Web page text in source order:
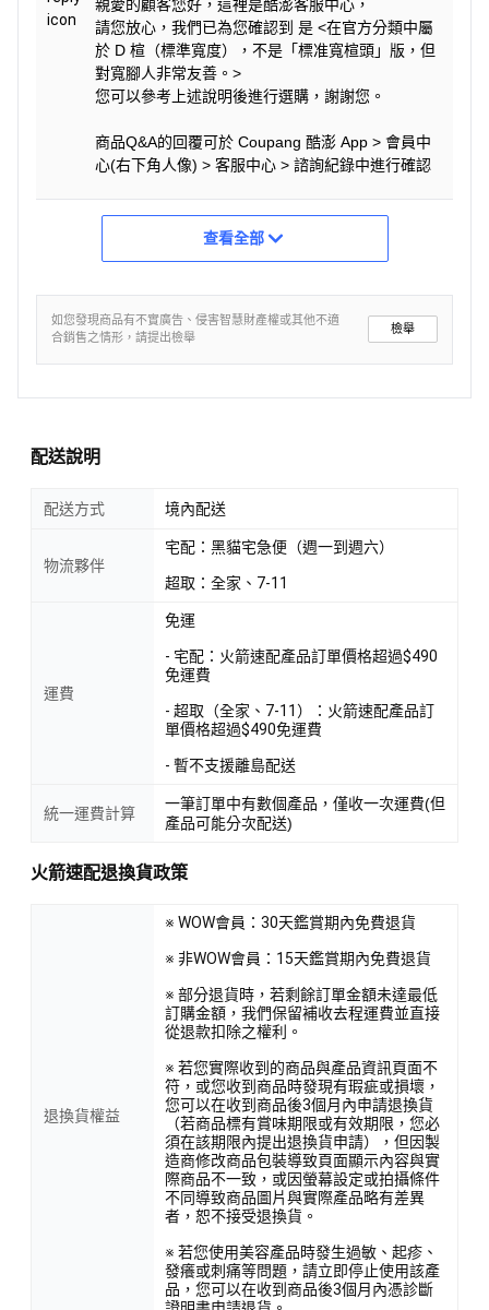
親愛的顧客您好，這裡是酷澎客服中心，
請您放心，我們已為您確認到 是 <在官方分類中屬
於 D 楦（標準寬度），不是「標准寬楦頭」版，但
對寬腳人非常友善。>
您可以參考上述說明後進行選購，謝謝您。
商品Q&A的回覆可於 Coupang 酷澎 App > 會員中
心(右下角人像) > 客服中心 > 諮詢紀錄中進行確認
查看全部
如您發現商品有不實廣告、侵害智慧財產權或其他不適
合銷售之情形，請提出檢舉
檢舉
配送說明
配送方式 境內配送
物流夥伴
宅配：黑貓宅急便（週一到週六）
超取：全家、7-11
運費
免運
- 宅配：火箭速配產品訂單價格超過$490
免運費
- 超取（全家、7-11）：火箭速配產品訂
單價格超過$490免運費
- 暫不支援離島配送
統一運費計算
一筆訂單中有數個產品，僅收一次運費(但
產品可能分次配送)
火箭速配退換貨政策
退換貨權益
※ WOW會員：30天鑑賞期內免費退貨
※ 非WOW會員：15天鑑賞期內免費退貨
※ 部分退貨時，若剩餘訂單金額未達最低
訂購金額，我們保留補收去程運費並直接
從退款扣除之權利。
※ 若您實際收到的商品與產品資訊頁面不
符，或您收到商品時發現有瑕疵或損壞，
您可以在收到商品後3個月內申請退換貨
（若商品標有賞味期限或有效期限，您必
須在該期限內提出退換貨申請），但因製
造商修改商品包裝導致頁面顯示內容與實
際商品不一致，或因螢幕設定或拍攝條件
不同導致商品圖片與實際產品略有差異
者，恕不接受退換貨。
※ 若您使用美容產品時發生過敏、起疹、
發癢或刺痛等問題，請立即停止使用該產
品，您可以在收到商品後3個月內憑診斷